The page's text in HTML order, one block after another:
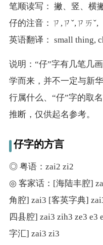
笔顺读写： 撇、竖、横
仔的注音：ㄗ,ㄗˇ,ㄗㄞˇ,
英语翻译： small thing,
说明：“仔”字有几笔几
学而来，并不一定与新
行属什么、“仔”字的取
推断，仅供起名参考。
仔字的方言
◎ 粤语：zai2 zi2
◎ 客家话：[海陆丰腔]
角腔] zai3 [客英字典]
四县腔] zai3 zih3 ze3
字汇] zai3 zi3